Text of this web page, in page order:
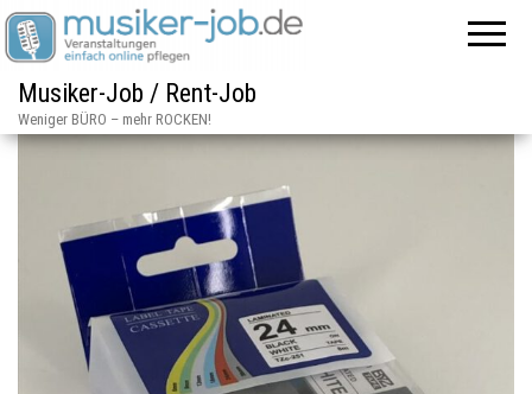
Musiker-Job / Rent-Job
Weniger BÜRO – mehr ROCKEN!